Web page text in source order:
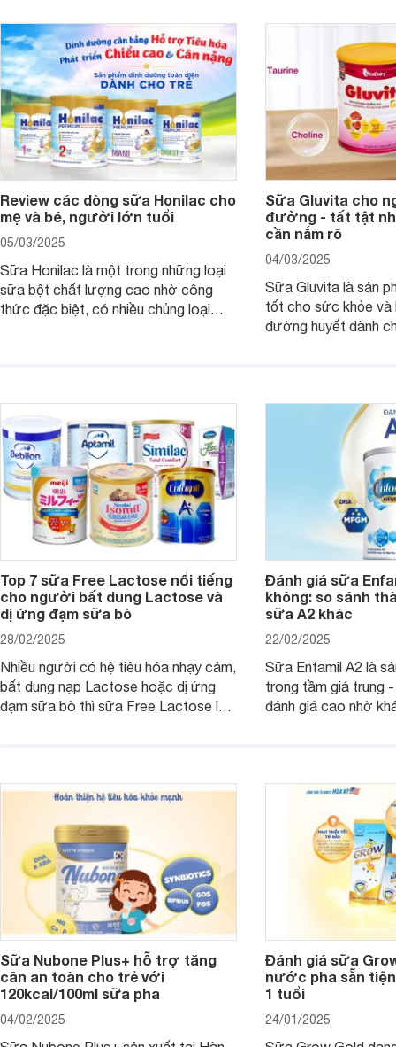
Review các dòng sữa Honilac cho
mẹ và bé, người lớn tuổi
05/03/2025
Sữa Honilac là một trong những loại
sữa bột chất lượng cao nhờ công
thức đặc biệt, có nhiều chủng loại
Sữa Gluvita cho
đường - tất tật
cần nắm rõ
04/03/2025
Sữa Gluvita là sản
tốt cho sức khỏe và
đường huyết dành
thể gì, hãy cùng
hiểu ngay trong bài
Top 7 sữa Free Lactose nổi tiếng
cho người bất dung Lactose và
dị ứng đạm sữa bò
28/02/2025
Nhiều người có hệ tiêu hóa nhạy cảm,
bất dung nạp Lactose hoặc dị ứng
đạm sữa bò thì sữa Free Lactose là
người lớn, giúp giải quyết tình trạng rối
loạn tiêu hóa, hấp thu dễ dàng hơn.
Đánh giá sữa
không: so sánh
sữa A2 khác
22/02/2025
Sữa Enfamil A2 là
trong tầm giá trung
đánh giá cao nhờ
dưỡng toàn diện
Sữa Nubone Plus+ hỗ trợ tăng
cân an toàn cho trẻ với
120kcal/100ml sữa pha
04/02/2025
Đánh giá sữa
nước pha sẵn
1 tuổi
24/01/2025